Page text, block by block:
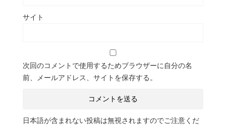
サイト
次回のコメントで使用するためブラウザーに自分の名
前、メールアドレス、サイトを保存する。
日本語が含まれない投稿は無視されますのでご注意くだ